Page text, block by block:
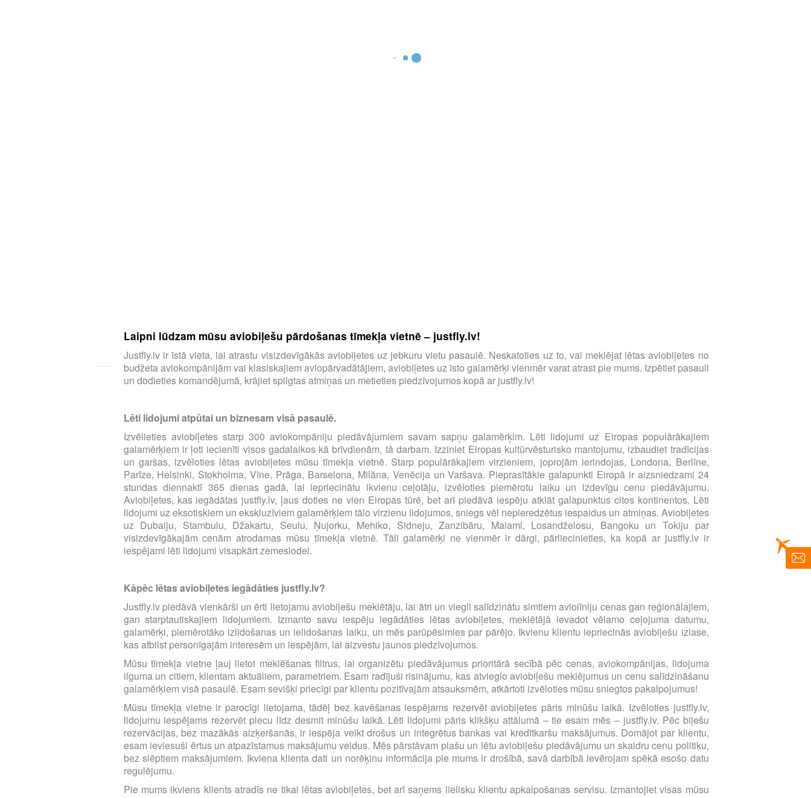
Laipni lūdzam mūsu aviobiļešu pārdošanas tīmekļa vietnē – justfly.lv!
Justfly.lv ir īstā vieta, lai atrastu visizdevīgākās aviobiļetes uz jebkuru vietu pasaulē. Neskatoties uz to, vai meklējat lētas aviobiļetes no
budžeta aviokompānijām vai klasiskajiem aviopārvadātājiem, aviobiļetes uz īsto galamērķi vienmēr varat atrast pie mums. Izpētiet pasauli
un dodieties komandējumā, krājiet spilgtas atmiņas un metieties piedzīvojumos kopā ar justfly.lv!
Lēti lidojumi atpūtai un biznesam visā pasaulē.
Izvēlieties aviobiļetes starp 300 aviokompāniju piedāvājumiem savam sapņu galamērķim. Lēti lidojumi uz Eiropas populārākajiem
galamērķiem ir ļoti iecienīti visos gadalaikos kā brīvdienām, tā darbam. Izziniet Eiropas kultūrvēsturisko mantojumu, izbaudiet tradīcijas
un garšas, izvēloties lētas aviobiļetes mūsu tīmekļa vietnē. Starp populārākajiem virzieniem, joprojām ierindojas, Londona, Berlīne,
Parīze, Helsinki, Stokholma, Vīne, Prāga, Barselona, Milāna, Venēcija un Varšava. Pieprasītākie galapunkti Eiropā ir aizsniedzami 24
stundas diennaktī 365 dienas gadā, lai iepriecinātu ikvienu ceļotāju, izvēloties piemērotu laiku un izdevīgu cenu piedāvājumu.
Aviobiļetes, kas iegādātas justfly.lv, ļaus doties ne vien Eiropas tūrē, bet arī piedāvā iespēju atklāt galapunktus citos kontinentos. Lēti
lidojumi uz eksotiskiem un ekskluzīviem galamērķiem tālo virzienu lidojumos, sniegs vēl nepieredzētus iespaidus un atmiņas. Aviobiļetes
uz Dubaiju, Stambulu, Džakartu, Seulu, Ņujorku, Mehiko, Sidneju, Zanzibāru, Maiami, Losandželosu, Bangoku un Tokiju par
visizdevīgākajām cenām atrodamas mūsu tīmekļa vietnē. Tāli galamērķi ne vienmēr ir dārgi, pārliecinieties, ka kopā ar justfly.lv ir
iespējami lēti lidojumi visapkārt zemeslodei.
Kāpēc lētas aviobiļetes iegādāties justfly.lv?
Justfly.lv piedāvā vienkārši un ērti lietojamu aviobiļešu meklētāju, lai ātri un viegli salīdzinātu simtiem aviolīniju cenas gan reģionālajiem,
gan starptautiskajiem lidojumiem. Izmanto savu iespēju iegādāties lētas aviobiļetes, meklētājā ievadot vēlamo ceļojuma datumu,
galamērķi, piemērotāko izlidošanas un ielidošanas laiku, un mēs parūpēsimies par pārējo. Ikvienu klientu iepriecinās aviobiļešu izlase,
kas atbilst personīgajām interesēm un iespējām, lai aizvestu jaunos piedzīvojumos.
Mūsu tīmekļa vietne ļauj lietot meklēšanas filtrus, lai organizētu piedāvājumus prioritārā secībā pēc cenas, aviokompānijas, lidojuma
ilguma un citiem, klientam aktuāliem, parametriem. Esam radījuši risinājumu, kas atvieglo aviobiļešu meklējumus un cenu salīdzināšanu
galamērķiem visā pasaulē. Esam sevišķi priecīgi par klientu pozitīvajām atsauksmēm, atkārtoti izvēloties mūsu sniegtos pakalpojumus!
Mūsu tīmekļa vietne ir parocīgi lietojama, tādēļ bez kavēšanas iespējams rezervēt aviobiļetes pāris minūšu laikā. Izvēloties justfly.lv,
lidojumu iespējams rezervēt piecu līdz desmit minūšu laikā. Lēti lidojumi pāris klikšķu attālumā – tie esam mēs – justfly.lv. Pēc biļešu
rezervācijas, bez mazākās aizķeršanās, ir iespēja veikt drošus un integrētus bankas vai kredītkaršu maksājumus. Domājot par klientu,
esam ieviesuši ērtus un atpazīstamus maksājumu veidus. Mēs pārstāvam plašu un lētu aviobiļešu piedāvājumu un skaidru cenu politiku,
bez slēptiem maksājumiem. Ikviena klienta dati un norēķinu informācija pie mums ir drošībā, savā darbībā ievērojam spēkā esošo datu
regulējumu.
Pie mums ikviens klients atradīs ne tikai lētas aviobiļetes, bet arī saņems lielisku klientu apkalpošanas servisu. Izmantojiet visas mūsu